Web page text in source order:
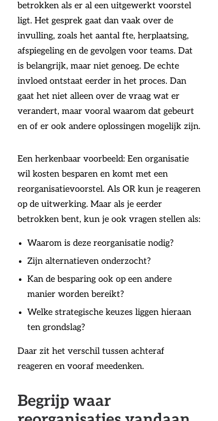
betrokken als er al een uitgewerkt voorstel
ligt. Het gesprek gaat dan vaak over de
invulling, zoals het aantal fte, herplaatsing,
afspiegeling en de gevolgen voor teams. Dat
is belangrijk, maar niet genoeg. De echte
invloed ontstaat eerder in het proces. Dan
gaat het niet alleen over de vraag wat er
verandert, maar vooral waarom dat gebeurt
en of er ook andere oplossingen mogelijk zijn.
Een herkenbaar voorbeeld: Een organisatie
wil kosten besparen en komt met een
reorganisatievoorstel. Als OR kun je reageren
op de uitwerking. Maar als je eerder
betrokken bent, kun je ook vragen stellen als:
Waarom is deze reorganisatie nodig?
Zijn alternatieven onderzocht?
Kan de besparing ook op een andere
manier worden bereikt?
Welke strategische keuzes liggen hieraan
ten grondslag?
Daar zit het verschil tussen achteraf
reageren en vooraf meedenken.
Begrijp waar